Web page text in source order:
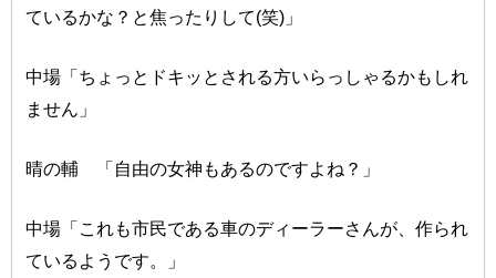
ているかな？と焦ったりして(笑)」
中場「ちょっとドキッとされる方いらっしゃるかもしれ
ません」
晴の輔 「自由の女神もあるのですよね？」
中場「これも市民である車のディーラーさんが、作られ
ているようです。」